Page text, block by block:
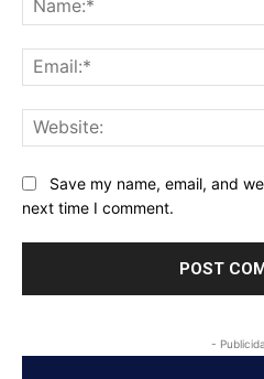
Save my name, email, and
next time I comment.
-